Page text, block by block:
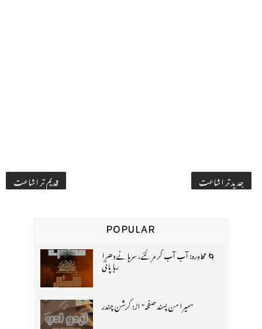
جدید تر اشاعت قدیم تر اشاعت
POPULAR
🌀 محاورہ: آب آب کر مر گئے، سرہانے دھرا
رہا پانی
"میرا من پسند صفحہ" از: کرشن چندر